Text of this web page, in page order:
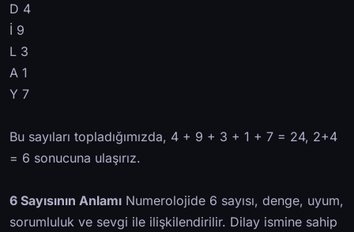
D 4
İ 9
L 3
A 1
Y 7
Bu sayıları topladığımızda, 4 + 9 + 3 + 1 + 7 = 24, 2+4
= 6 sonucuna ulaşırız.
6 Sayısının Anlamı Numerolojide 6 sayısı, denge, uyum,
sorumluluk ve sevgi ile ilişkilendirilir. Dilay ismine sahip